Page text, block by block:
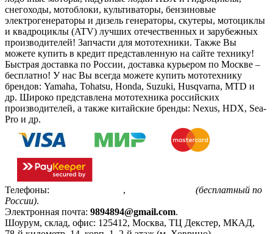
снегоходы, мотоблоки, культиваторы, бензиновые
электрогенераторы и дизель генераторы, скутеры, мотоциклы
и квадроциклы (ATV) лучших отечественных и зарубежных
производителей! Запчасти для мототехники. Также Вы
можете купить в кредит представленную на сайте технику!
Быстрая доставка по России, доставка курьером по Москве –
бесплатно! У нас Вы всегда можете купить мототехнику
брендов: Yamaha, Tohatsu, Honda, Suzuki, Husqvarna, MTD и
др. Широко представлена мототехника российских
производителей, а также китайские бренды: Nexus, HDX, Sea-
Pro и др.
Телефоны: ,
(бесплатный по
России).
Электронная почта: 9894894@gmail.com.
Шоурум, склад, офис: 125412, Москва, ТЦ Декстер, МКАД,